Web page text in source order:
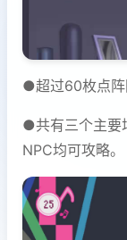
●超过60枚点阵
●共有三个主要
NPC均可攻略。